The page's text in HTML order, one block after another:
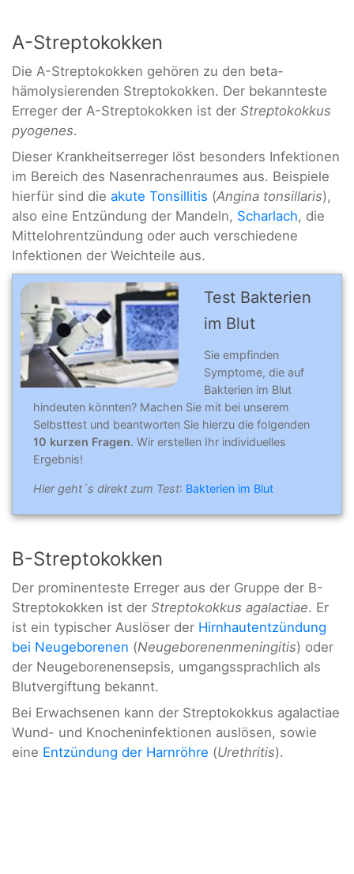
A-Streptokokken
Die A-Streptokokken gehören zu den beta-
hämolysierenden Streptokokken. Der bekannteste
Erreger der A-Streptokokken ist der Streptokokkus
pyogenes.
Dieser Krankheitserreger löst besonders Infektionen
im Bereich des Nasenrachenraumes aus. Beispiele
hierfür sind die akute Tonsillitis (Angina tonsillaris),
also eine Entzündung der Mandeln, Scharlach, die
Mittelohrentzündung oder auch verschiedene
Infektionen der Weichteile aus.
Test Bakterien
im Blut
Sie empfinden
Symptome, die auf
Bakterien im Blut
hindeuten könnten? Machen Sie mit bei unserem
Selbsttest und beantworten Sie hierzu die folgenden
10 kurzen Fragen. Wir erstellen Ihr individuelles
Ergebnis!
Hier geht´s direkt zum Test: Bakterien im Blut
B-Streptokokken
Der prominenteste Erreger aus der Gruppe der B-
Streptokokken ist der Streptokokkus agalactiae. Er
ist ein typischer Auslöser der Hirnhautentzündung
bei Neugeborenen (Neugeborenenmeningitis) oder
der Neugeborenensepsis, umgangssprachlich als
Blutvergiftung bekannt.
Bei Erwachsenen kann der Streptokokkus agalactiae
Wund- und Knocheninfektionen auslösen, sowie
eine Entzündung der Harnröhre (Urethritis).